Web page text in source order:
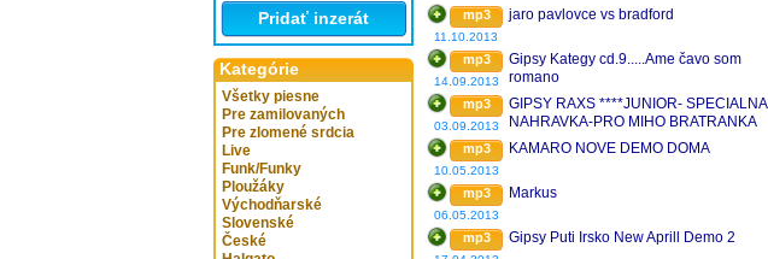
Pridať inzerát
Kategórie
Všetky piesne
Pre zamilovaných
Pre zlomené srdcia
Live
Funk/Funky
Ploužáky
Východňarské
Slovenské
České
mp3
11.10.2013
jaro pavlovce vs bradford
mp3
14.09.2013
Gipsy Kategy cd.9.....Ame čavo som
romano
mp3
03.09.2013
GIPSY RAXS ****JUNIOR- SPECIALNA
NAHRAVKA-PRO MIHO BRATRANKA
mp3
10.05.2013
KAMARO NOVE DEMO DOMA
mp3
06.05.2013
Markus
mp3 Gipsy Puti Irsko New Aprill Demo 2